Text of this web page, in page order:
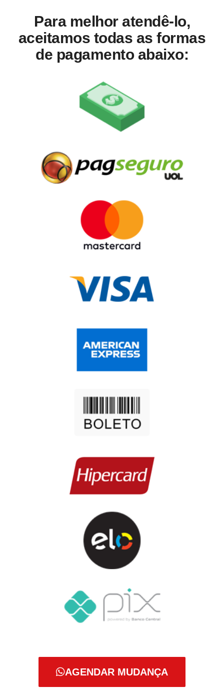
Para melhor atendê-lo,
aceitamos todas as formas
de pagamento abaixo:
AGENDAR MUDANÇA